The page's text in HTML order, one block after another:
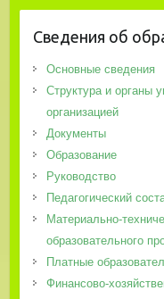
Сведения об
Основные сведения
Структура и органы
организацией
Документы
Образование
Руководство
Педагогический
Материально-
образовательного
Платные
Финансово-